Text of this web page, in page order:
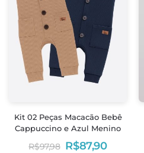
Kit 02 Peças Macacão Bebê
Cappuccino e Azul Menino
R$97,98 R$87,90